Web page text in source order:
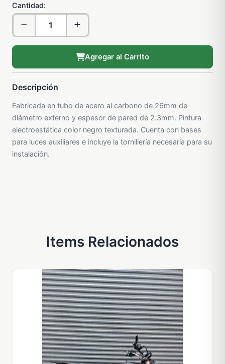
Cantidad:
Agregar al Carrito
Descripción
Fabricada en tubo de acero al carbono de 26mm de
diámetro externo y espesor de pared de 2.3mm. Pintura
electroestática color negro texturada. Cuenta con bases
para luces auxiliares e incluye la tornillería necesaria para su
instalación.
Items Relacionados